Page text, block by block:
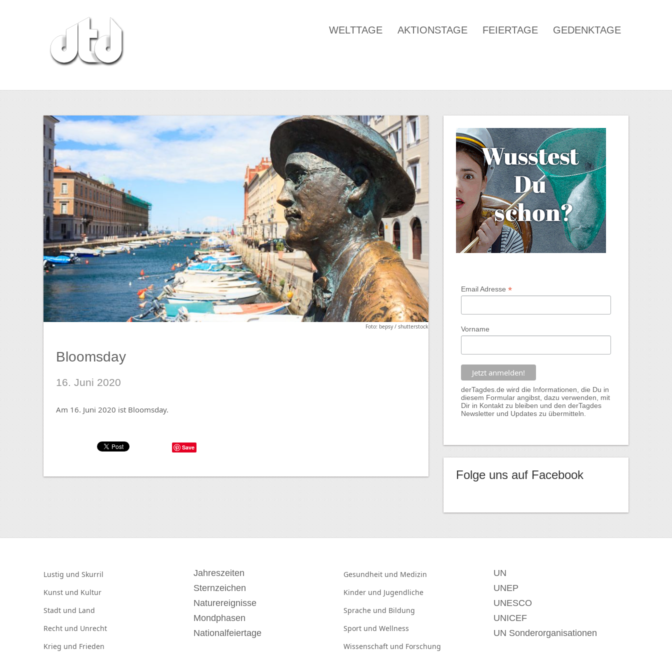
WELTTAGE AKTIONSTAGE FEIERTAGE GEDENKTAGE
Foto: bepsy / shutterstock
Bloomsday
16. Juni 2020
Am 16. Juni 2020 ist Bloomsday.
Save
Email Adresse *
Vorname
derTagdes.de wird die Informationen, die Du in
diesem Formular angibst, dazu verwenden, mit
Dir in Kontakt zu bleiben und den derTagdes
Newsletter und Updates zu übermitteln.
Folge uns auf Facebook
Lustig und Skurril
Kunst und Kultur
Stadt und Land
Recht und Unrecht
Krieg und Frieden
Jahreszeiten
Sternzeichen
Naturereignisse
Mondphasen
Nationalfeiertage
Gesundheit und Medizin
Kinder und Jugendliche
Sprache und Bildung
Sport und Wellness
Wissenschaft und Forschung
UN
UNEP
UNESCO
UNICEF
UN Sonderorganisationen